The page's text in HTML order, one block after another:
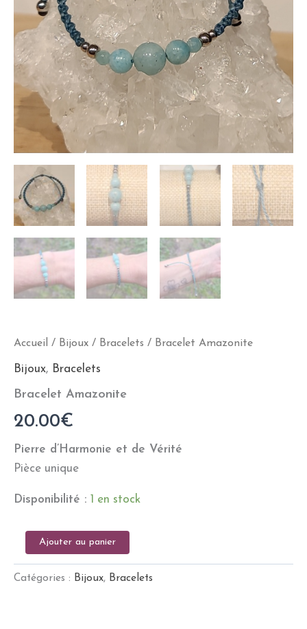
Accueil / Bijoux / Bracelets / Bracelet Amazonite
Bijoux, Bracelets
Bracelet Amazonite
20.00€
Pierre d’Harmonie et de Vérité
Pièce unique
Disponibilité : 1 en stock
Ajouter au panier
Catégories : Bijoux, Bracelets